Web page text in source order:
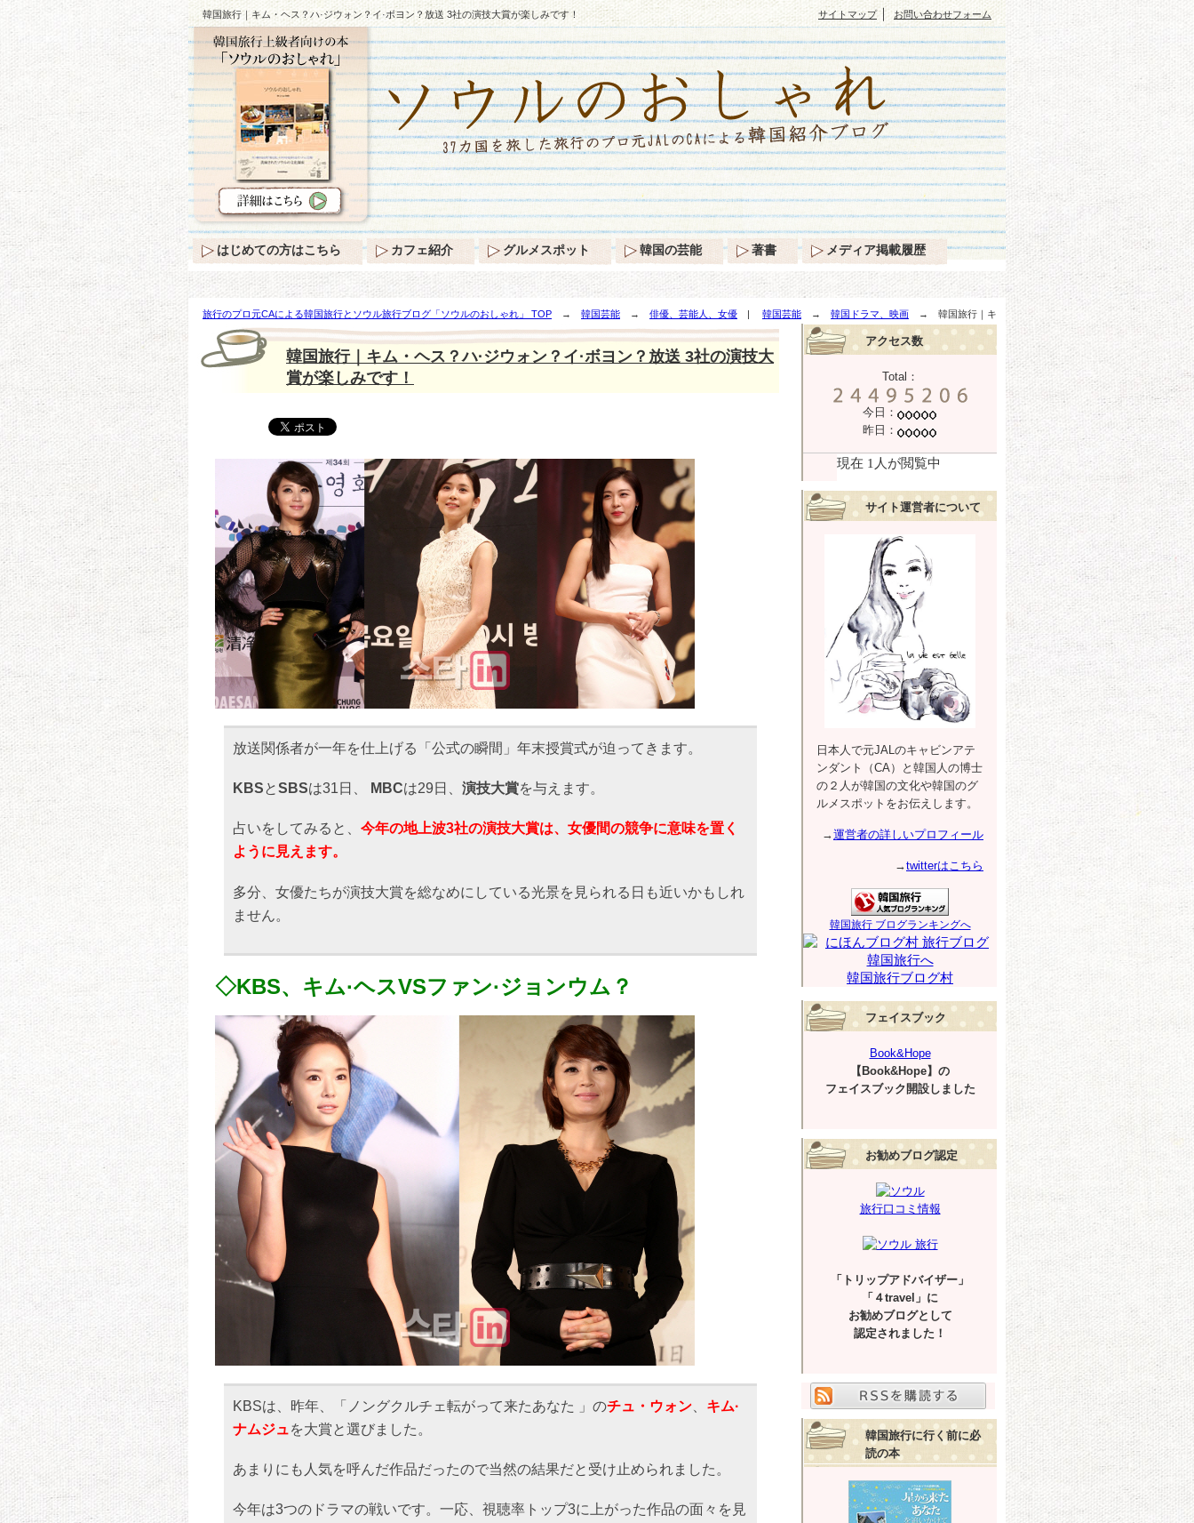
韓国旅行｜キム・ヘス？ハ·ジウォン？イ·ボヨン？放送 3社の演技大賞が楽しみです！
旅行のプロ元CAによる韓国旅行とソウル旅行ブログ「ソウルのおしゃれ」 TOP → 韓国芸能 → 俳優、芸能人、女優 | 韓国芸能 → 韓国ドラマ、映画 → 韓国旅行｜キ
ム・ヘス？ハ·ジウォン？イ·ボヨン？放送 3社の演技大賞が楽しみです！
韓国旅行｜キム・ヘス？ハ·ジウォン？イ·ボヨン？放送 3社の演技大
賞が楽しみです！
放送関係者が一年を仕上げる「公式の瞬間」年末授賞式が迫ってきます。
KBSとSBSは31日、 MBCは29日、 演技大賞を与えます。
占いをしてみると、 今年の地上波3社の演技大賞は、女優間の競争に意味を置く
ように見えます。
多分、女優たちが演技大賞を総なめにしている光景を見られる日も近いかもしれ
ません。
◇KBS、キム·ヘスVSファン·ジョンウム？
KBSは、昨年、「ノングクルチェ転がって来たあなた 」のチュ・ウォン
キム·
ナムジュを大賞と選びました。
あまりにも人気を呼んだ作品だったので当然の結果だと受け止められました。
今年は3つのドラマの戦いです。一応、視聴率トップ3に上がった作品の面々を見
アクセス数
Total：
今日：
昨日：
サイト運営者について
日本人で元JALのキャビンアテ
ンダント（CA）と韓国人の博士
の２人が韓国の文化や韓国のグ
ルメスポットをお伝えします。
→運営者の詳しいプロフィール
→twitterはこちら
韓国旅行 ブログランキングへ
韓国旅行ブログ村
フェイスブック
Book&Hope
【Book&Hope】の
フェイスブック開設しました
お勧めブログ認定
旅行口コミ情報
「トリップアドバイザー」
「４travel」に
お勧めブログとして
認定されました！
韓国旅行に行く前に必
読の本
サイトマップ｜ お問い合わせフォーム
はじめての方はこちら カフェ紹介 グルメスポット 韓国の芸能 著書 メディア掲載履歴